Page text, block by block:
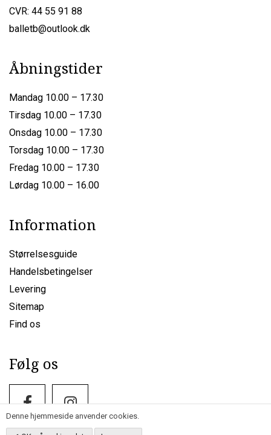
CVR: 44 55 91 88
balletb@outlook.dk
Åbningstider
Mandag 10.00 – 17.30
Tirsdag 10.00 – 17.30
Onsdag 10.00 – 17.30
Torsdag 10.00 – 17.30
Fredag 10.00 – 17.30
Lørdag 10.00 – 16.00
Information
Størrelsesguide
Handelsbetingelser
Levering
Sitemap
Find os
Følg os
Denne hjemmeside anvender cookies.